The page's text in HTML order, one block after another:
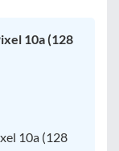
10a (128
10a (128